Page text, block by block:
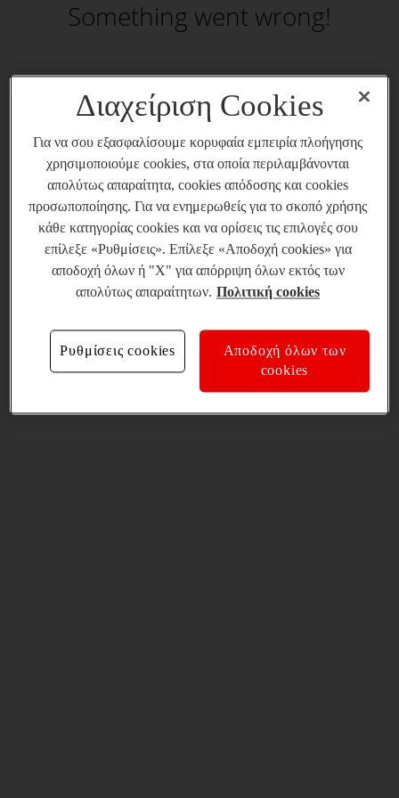
Something went wrong!
Διαχείριση Cookies
Για να σου εξασφαλίσουμε κορυφαία εμπειρία πλοήγησης
χρησιμοποιούμε cookies, στα οποία περιλαμβάνονται
απολύτως απαραίτητα, cookies απόδοσης και cookies
προσωποποίησης. Για να ενημερωθείς για το σκοπό χρήσης
κάθε κατηγορίας cookies και να ορίσεις τις επιλογές σου
επίλεξε «Ρυθμίσεις». Επίλεξε «Αποδοχή cookies» για
αποδοχή όλων ή "X" για απόρριψη όλων εκτός των
απολύτως απαραίτητων. Πολιτική cookies
Ρυθμίσεις cookies
Αποδοχή όλων των
cookies